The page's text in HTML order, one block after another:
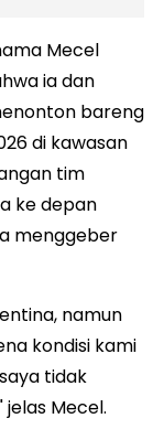
Mecel
ia dan
bareng
di kawasan
tim
ke depan
menggeber
namun
kondisi kami
tidak
Mecel.